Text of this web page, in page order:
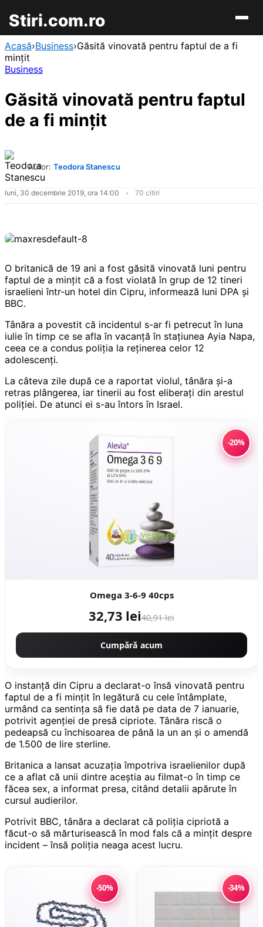
Stiri.com.ro
Acasă›Business›Găsită vinovată pentru faptul de a fi
minţit
Business
Găsită vinovată pentru faptul
de a fi minţit
Autor: Teodora Stanescu
luni, 30 decembrie 2019, ora 14:00 70 citiri
O britanică de 19 ani a fost găsită vinovată luni pentru
faptul de a minţit că a fost violată în grup de 12 tineri
israelieni într-un hotel din Cipru, informează luni DPA şi
BBC.
Tânăra a povestit că incidentul s-ar fi petrecut în luna
iulie în timp ce se afla în vacanţă în staţiunea Ayia Napa,
ceea ce a condus poliţia la reţinerea celor 12
adolescenţi.
La câteva zile după ce a raportat violul, tânăra şi-a
retras plângerea, iar tinerii au fost eliberaţi din arestul
poliţiei. De atunci ei s-au întors în Israel.
-20%
Omega 3-6-9 40cps
32,73 lei40,91 lei
Cumpără acum
O instanţă din Cipru a declarat-o însă vinovată pentru
faptul de a fi minţit în legătură cu cele întâmplate,
urmând ca sentinţa să fie dată pe data de 7 ianuarie,
potrivit agenţiei de presă cipriote. Tânăra riscă o
pedeapsă cu închisoarea de până la un an şi o amendă
de 1.500 de lire sterline.
Britanica a lansat acuzaţia împotriva israelienilor după
ce a aflat că unii dintre aceştia au filmat-o în timp ce
făcea sex, a informat presa, citând detalii apărute în
cursul audierilor.
Potrivit BBC, tânăra a declarat că poliţia cipriotă a
făcut-o să mărturisească în mod fals că a minţit despre
incident – însă poliţia neaga acest lucru.
-50% -34%